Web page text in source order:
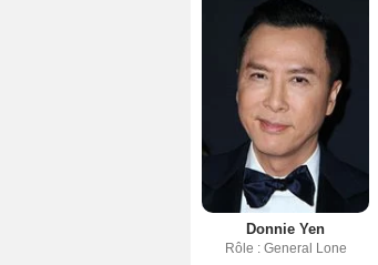
Donnie Yen
Rôle : General Lone